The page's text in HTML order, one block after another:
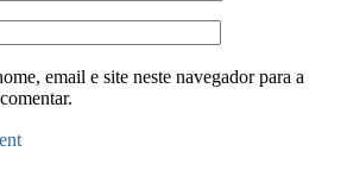
email e site neste navegador para a